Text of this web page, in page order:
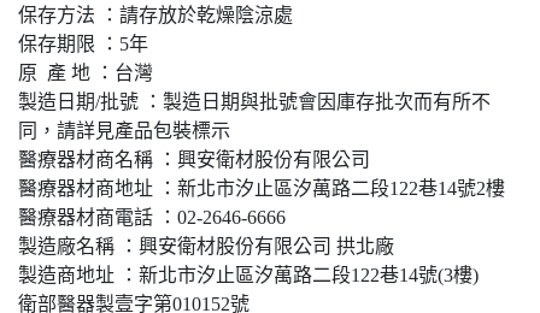
保存方法 ：請存放於乾燥陰涼處
保存期限 ：5年
原 產 地 ：台灣
製造日期/批號 ：製造日期與批號會因庫存批次而有所不
同，請詳見產品包裝標示
醫療器材商名稱 ：興安衛材股份有限公司
醫療器材商地址 ：新北市汐止區汐萬路二段122巷14號2樓
醫療器材商電話 ：02-2646-6666
製造廠名稱 ：興安衛材股份有限公司 拱北廠
製造商地址 ：新北市汐止區汐萬路二段122巷14號(3樓)
衛部醫器製壹字第010152號